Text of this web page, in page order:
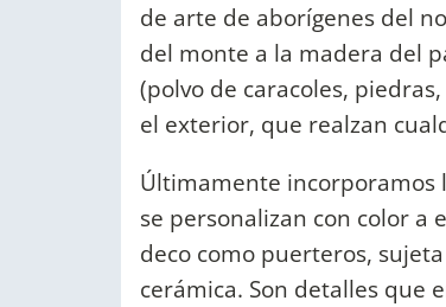
de arte de aborígenes del
del monte a la madera del
(polvo de caracoles,
el exterior, que realzan
Últimamente incorporamos
se personalizan con color a
deco como puerteros,
cerámica. Son detalles que